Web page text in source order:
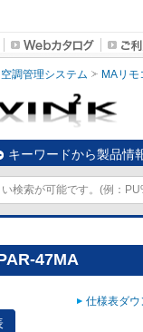
空調管理システム MAリモ
キーワードから製品情
47MA
仕様表ダ